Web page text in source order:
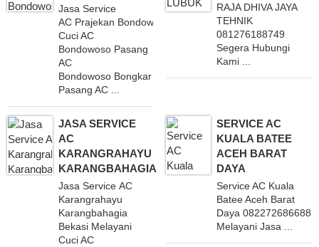
Jasa Service
AC Prajekan Bondowoso Melayani
Cuci AC
Bondowoso Pasang
AC
Bondowoso Bongkar
Pasang AC ...
RAJA DHIVA JAYA
TEHNIK
081276188749
Segera Hubungi
Kami ...
JASA SERVICE
AC
KARANGRAHAYU
KARANGBAHAGIA
Jasa Service AC
Karangrahayu
Karangbahagia
Bekasi Melayani
Cuci AC
SERVICE AC
KUALA BATEE
ACEH BARAT
DAYA
Service AC Kuala
Batee Aceh Barat
Daya 082272686688
Melayani Jasa ...